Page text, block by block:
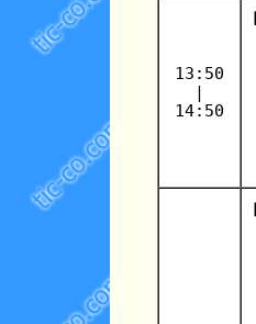
13:50
|
14:50